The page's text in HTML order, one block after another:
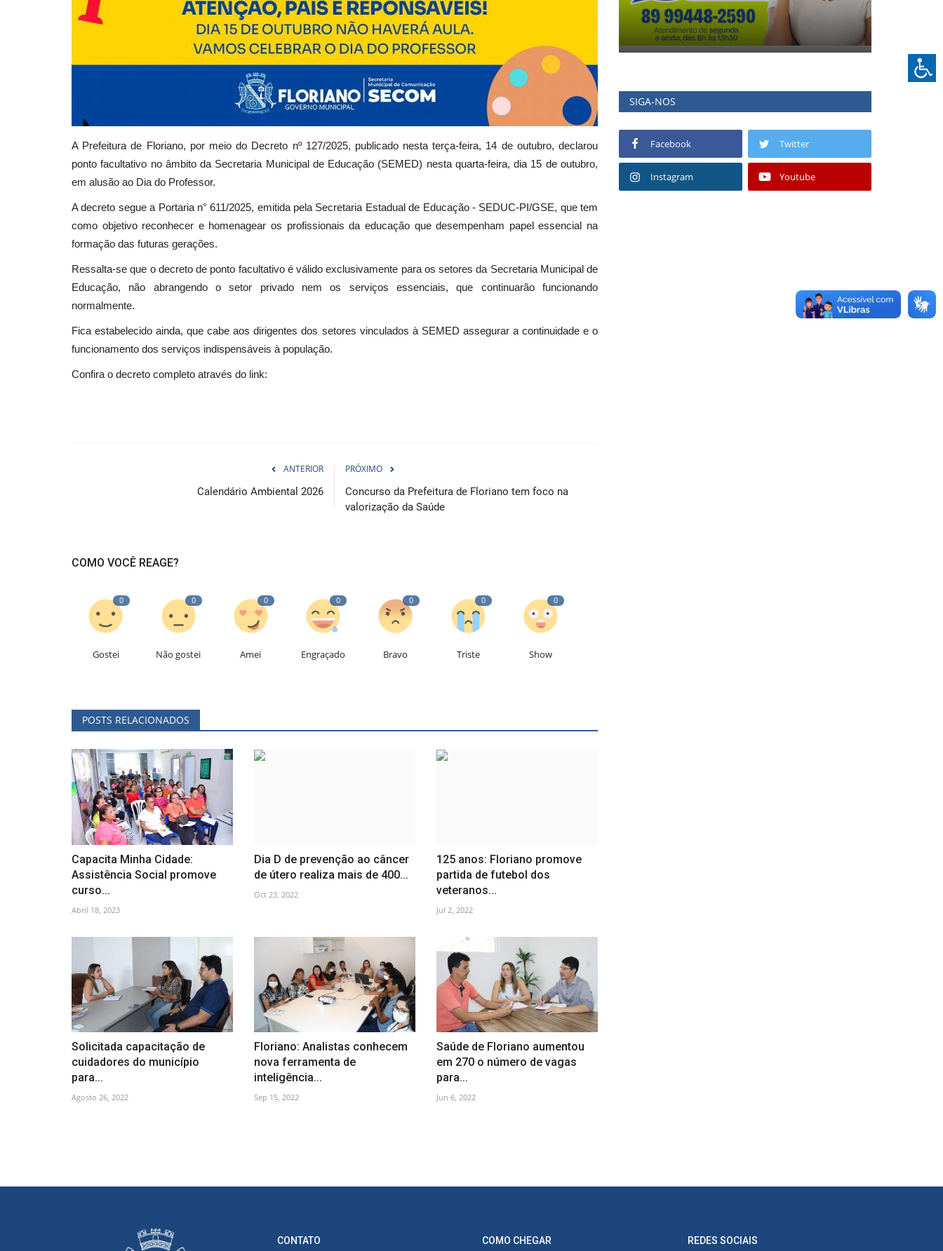
A Prefeitura de Floriano, por meio do Decreto nº 127/2025, publicado nesta terça-feira, 14 de outubro, declarou
ponto facultativo no âmbito da Secretaria Municipal de Educação (SEMED) nesta quarta-feira, dia 15 de outubro,
em alusão ao Dia do Professor.
A decreto segue a Portaria n° 611/2025, emitida pela Secretaria Estadual de Educação - SEDUC-PI/GSE, que tem
como objetivo reconhecer e homenagear os profissionais da educação que desempenham papel essencial na
formação das futuras gerações.
Ressalta-se que o decreto de ponto facultativo é válido exclusivamente para os setores da Secretaria Municipal de
Educação, não abrangendo o setor privado nem os serviços essenciais, que continuarão funcionando
normalmente.
Fica estabelecido ainda, que cabe aos dirigentes dos setores vinculados à SEMED assegurar a continuidade e o
funcionamento dos serviços indispensáveis à população.
Confira o decreto completo através do link:
ANTERIOR
Calendário Ambiental 2026
PRÓXIMO
Concurso da Prefeitura de Floriano tem foco na
valorização da Saúde
COMO VOCÊ REAGE?
0
Gostei
0
Não gostei
0
Amei
0
Engraçado
0
Bravo
0
Triste
0
Show
POSTS RELACIONADOS
Capacita Minha Cidade:
Assistência Social promove
curso...
Abril 18, 2023
Dia D de prevenção ao câncer
de útero realiza mais de 400...
Oct 23, 2022
125 anos: Floriano promove
partida de futebol dos
veteranos...
Jul 2, 2022
Solicitada capacitação de
cuidadores do município
para...
Agosto 26, 2022
Floriano: Analistas conhecem
nova ferramenta de
inteligência...
Sep 15, 2022
Saúde de Floriano aumentou
em 270 o número de vagas
para...
Jun 6, 2022
SIGA-NOS
Facebook Twitter
Instagram Youtube
CONTATO COMO CHEGAR REDES SOCIAIS